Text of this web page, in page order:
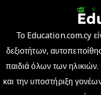
Το Education.com.cy
δεξιοτήτων,
παιδιά όλων των
και την υποστήριξη